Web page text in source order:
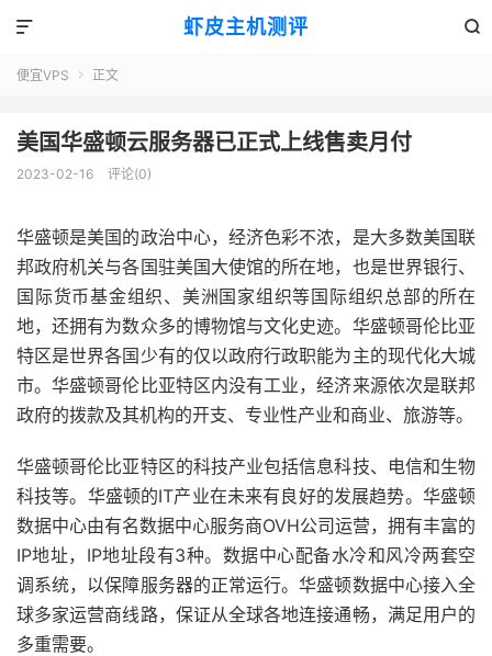
虾皮主机测评 

便宜VPS  正文
美国华盛顿云服务器已正式上线售卖月付
2023-02-16 评论(0)
华盛顿是美国的政治中心，经济色彩不浓，是大多数美国联
邦政府机关与各国驻美国大使馆的所在地，也是世界银行、
国际货币基金组织、美洲国家组织等国际组织总部的所在
地，还拥有为数众多的博物馆与文化史迹。华盛顿哥伦比亚
特区是世界各国少有的仅以政府行政职能为主的现代化大城
市。华盛顿哥伦比亚特区内没有工业，经济来源依次是联邦
政府的拨款及其机构的开支、专业性产业和商业、旅游等。
华盛顿哥伦比亚特区的科技产业包括信息科技、电信和生物
科技等。华盛顿的IT产业在未来有良好的发展趋势。华盛顿
数据中心由有名数据中心服务商OVH公司运营，拥有丰富的
IP地址，IP地址段有3种。数据中心配备水冷和风冷两套空
调系统，以保障服务器的正常运行。华盛顿数据中心接入全
球多家运营商线路，保证从全球各地连接通畅，满足用户的
多重需要。